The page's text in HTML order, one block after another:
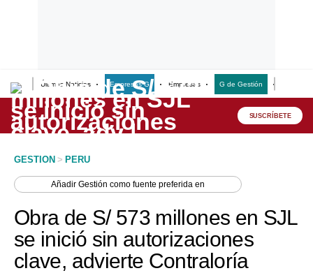
Últimas Noticias Empresas G Empresas G de Gestión
Lo último
Peru Quiosco
Economía
Mercados
SUSCRÍBETE
GESTION > PERU
AñadirGestión como fuente preferida en
Obra de S/ 573 millones en SJL
se inició sin autorizaciones
clave, advierte Contraloría